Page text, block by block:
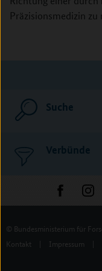
Präzisionsmedizin zu
Suche
Verbünde
© Bundesministerium für
Kontakt
| Impressum |